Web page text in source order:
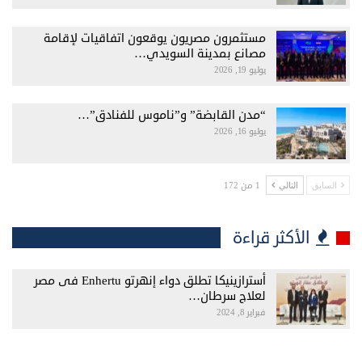
مستثمرون مصريون يوقعون اتفاقيات لإقامة
مصانع بمدينة السويدي…
يوليو 19, 2026
“مدن القابضة” و”ناموس للفنادق”…
يوليو 16, 2026
السابق التالي 1 من 172
الأكثر قراءة
أسترازينيكا تطلق دواء إنهرتو Enhertu فى مصر
لعلاج سرطان…
فبراير 8, 2024